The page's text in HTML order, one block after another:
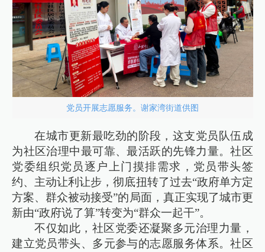
党员开展志愿服务。谢家湾街道供图
在城市更新最吃劲的阶段，这支党员队伍成
为社区治理中最可靠、最活跃的先锋力量。社区
党委组织党员逐户上门摸排需求，党员带头签
约、主动让利让步，彻底扭转了过去“政府单方定
方案、群众被动接受”的局面，真正实现了城市更
新由“政府说了算”转变为“群众一起干”。
不仅如此，社区党委还凝聚多元治理力量，
建立党员带头、多元参与的志愿服务体系。社区